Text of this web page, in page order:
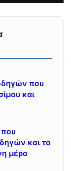
που
και
που
και το
μέρα